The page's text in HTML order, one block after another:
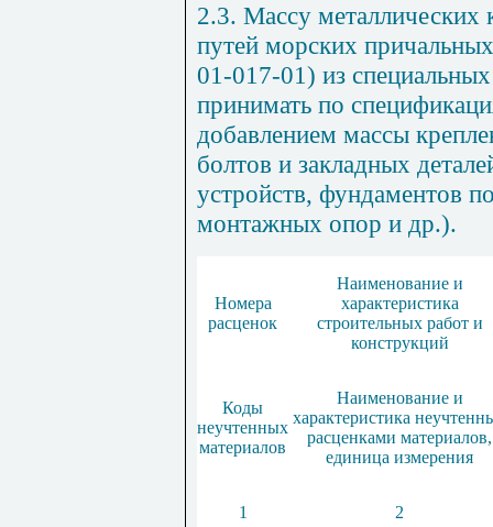
2.3. Массу металлических
путей морских
01-017-01) из
принимать по
добавлением массы
болтов и закладных
устройств, фундаментов
монтажных опор и др.).
Номера
расценок
Наименование и
характеристика
строительных работ и
конструкций
Коды
неучтенных
материалов
Наименование и
характеристика
расценками материалов,
единица измерения
1 2